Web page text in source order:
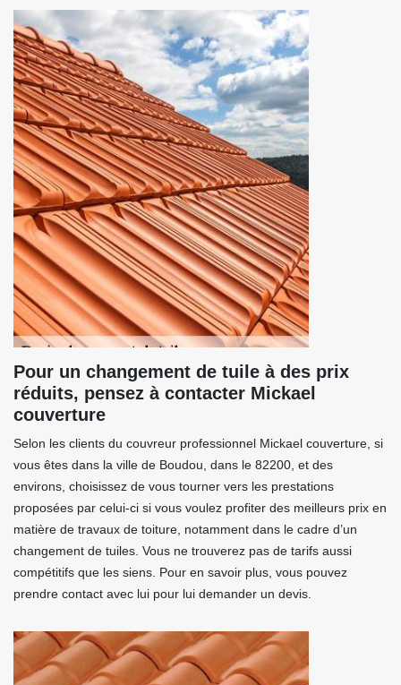
Pour un changement de tuile à des prix
réduits, pensez à contacter Mickael
couverture
Selon les clients du couvreur professionnel Mickael couverture, si
vous êtes dans la ville de Boudou, dans le 82200, et des
environs, choisissez de vous tourner vers les prestations
proposées par celui-ci si vous voulez profiter des meilleurs prix en
matière de travaux de toiture, notamment dans le cadre d’un
changement de tuiles. Vous ne trouverez pas de tarifs aussi
compétitifs que les siens. Pour en savoir plus, vous pouvez
prendre contact avec lui pour lui demander un devis.